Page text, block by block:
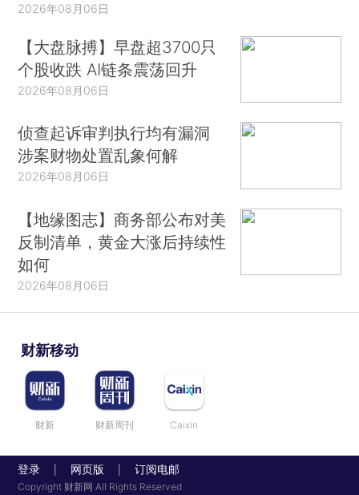
2026年08月06日
【大盘脉搏】早盘超3700只
个股收跌 AI链条震荡回升
2026年08月06日
侦查起诉审判执行均有漏洞
涉案财物处置乱象何解
2026年08月06日
【地缘图志】商务部公布对美
反制清单，黄金大涨后持续性
如何
2026年08月06日
财新移动
财新 财新周刊 Caixin
登录 网页版 订阅电邮
Copyright 财新网 All Rights Reserved